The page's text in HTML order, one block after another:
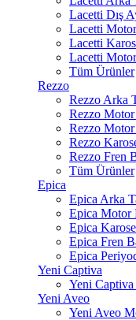
Lacetti Dış
Lacetti
Lacetti
Lacetti
Tüm Ürünler
Rezzo
Rezzo Arka
Rezzo Motor
Rezzo Motor
Rezzo
Rezzo Fren
Tüm Ürünler
Epica
Epica Arka
Epica Motor
Epica
Epica Fren
Epica
Yeni Captiva
Yeni
Yeni Aveo
Yeni Aveo